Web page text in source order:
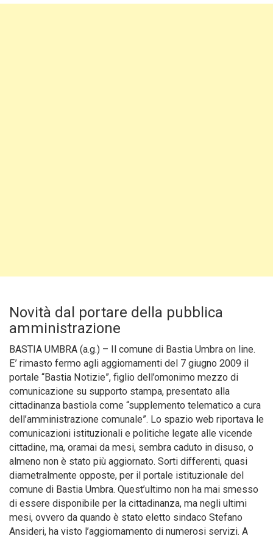
Novità dal portare della pubblica
amministrazione
BASTIA UMBRA (a.g.) – Il comune di Bastia Umbra on line.
E’ rimasto fermo agli aggiornamenti del 7 giugno 2009 il
portale “Bastia Notizie”, figlio dell’omonimo mezzo di
comunicazione su supporto stampa, presentato alla
cittadinanza bastiola come “supplemento telematico a cura
dell’amministrazione comunale”. Lo spazio web riportava le
comunicazioni istituzionali e politiche legate alle vicende
cittadine, ma, oramai da mesi, sembra caduto in disuso, o
almeno non è stato più aggiornato. Sorti differenti, quasi
diametralmente opposte, per il portale istituzionale del
comune di Bastia Umbra. Quest’ultimo non ha mai smesso
di essere disponibile per la cittadinanza, ma negli ultimi
mesi, ovvero da quando è stato eletto sindaco Stefano
Ansideri, ha visto l’aggiornamento di numerosi servizi. A